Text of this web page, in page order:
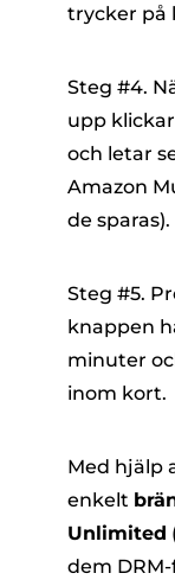
trycker på
Steg #4.
upp
och letar
Amazon
de sparas).
Steg #5.
knappen
minuter
inom kort.
Med hjälp
enkelt
Unlimited
dem